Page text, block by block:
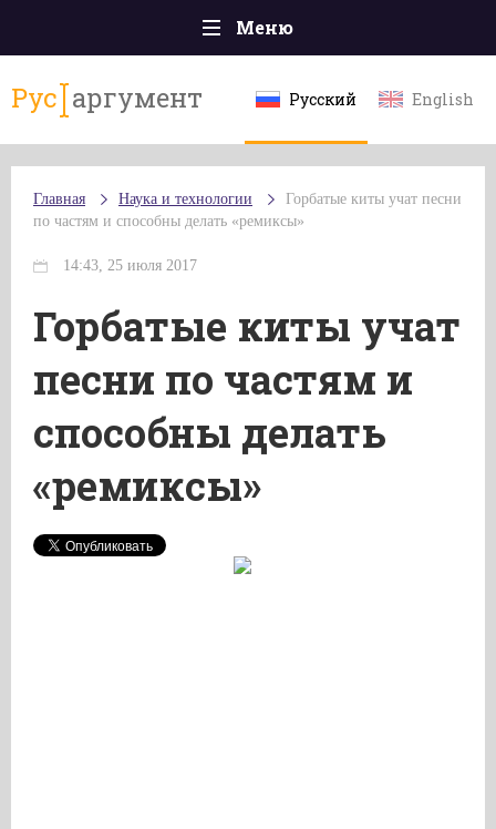
Меню
Политика
Общество
Наука и технологии
Культура
Эксклюзивы
Мнения
Рус аргумент Русский English
Главная Наука и технологии
Горбатые киты учат песни
по частям и способны делать «ремиксы»
14:43, 25 июля 2017
Горбатые киты учат
песни по частям и
способны делать
«ремиксы»